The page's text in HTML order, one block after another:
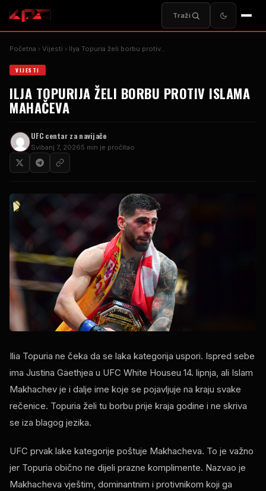
Traži
Početna Vijesti Ilya Topuria želi borbu protiv…
VIJESTI
ILJA TOPURIJA ŽELI BORBU PROTIV ISLAMA
MAHAČEVA
UFC centar za navijače
Svibanj 7, 20265 min je pročitao
Ilia Topuria ne čeka da se laka kategorija uspori. Ispred sebe
ima Justina Gaethjea u UFC White Houseu 14. lipnja, ali Islam
Makhachev je i dalje ime koje se pojavljuje na kraju svake
rečenice. Topuria želi tu borbu prije kraja godine i ne skriva
se iza blagog jezika.
UFC prvak lake kategorije poštuje Makhacheva. To je važno
jer Topuria obično ne dijeli prazne komplimente. Nazvao je
Makhacheva vještim, dominantnim i protivnikom koji ga